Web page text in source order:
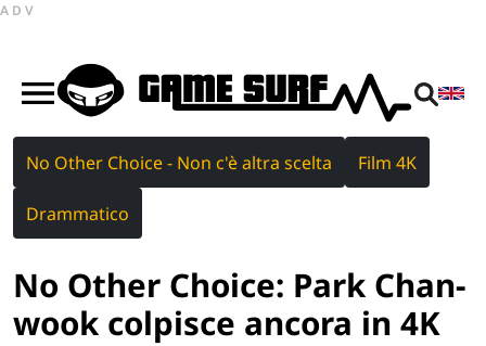
ADV
No Other Choice - Non c'è altra scelta Film 4K
Drammatico
No Other Choice: Park Chan-
wook colpisce ancora in 4K